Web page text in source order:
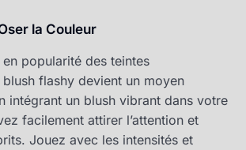
la Couleur
popularité des teintes
flashy devient un moyen
intégrant un blush vibrant dans votre
facilement attirer l’attention et
Jouez avec les intensités et